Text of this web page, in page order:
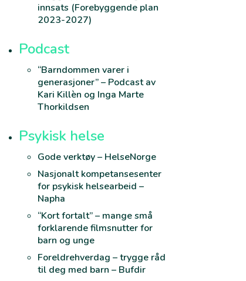
innsats (Forebyggende plan
2023-2027)
Podcast
“Barndommen varer i
generasjoner” – Podcast av
Kari Killèn og Inga Marte
Thorkildsen
Psykisk helse
Gode verktøy – HelseNorge
Nasjonalt kompetansesenter
for psykisk helsearbeid –
Napha
“Kort fortalt” – mange små
forklarende filmsnutter for
barn og unge
Foreldrehverdag – trygge råd
til deg med barn – Bufdir